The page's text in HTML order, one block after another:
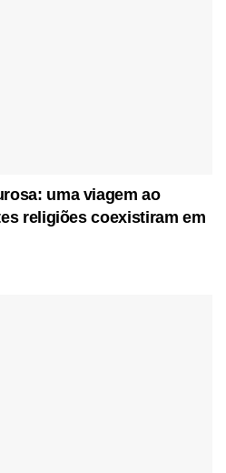
uma viagem ao
religiões coexistiram em